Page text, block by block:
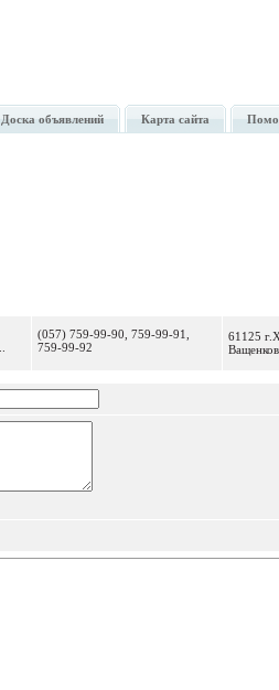
Доска объявлений Карта сайта
(057) 759-99-90, 759-99-91,
759-99-92
61125